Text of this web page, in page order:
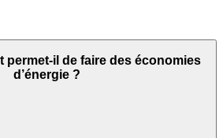
permet-il de faire des économies
d’énergie ?